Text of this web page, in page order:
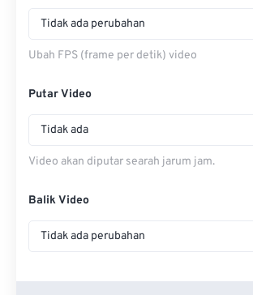
Tidak ada perubahan
Ubah FPS (frame per detik) video
Putar Video
Tidak ada
Video akan diputar searah jarum jam.
Balik Video
Tidak ada perubahan